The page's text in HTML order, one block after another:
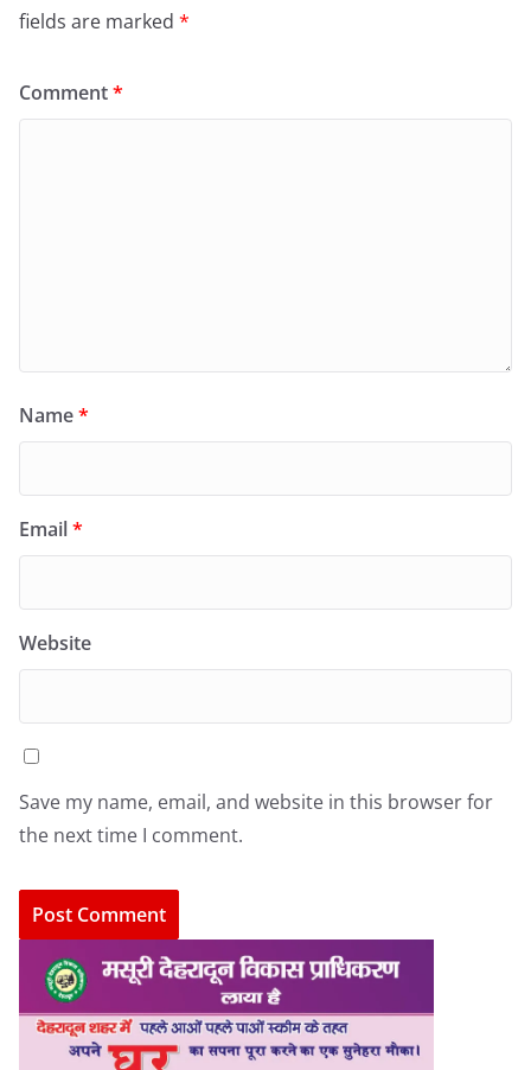
fields are marked *
Comment*
Name*
Email*
Website
Save my name, email, and website in this browser for
the next time I comment.